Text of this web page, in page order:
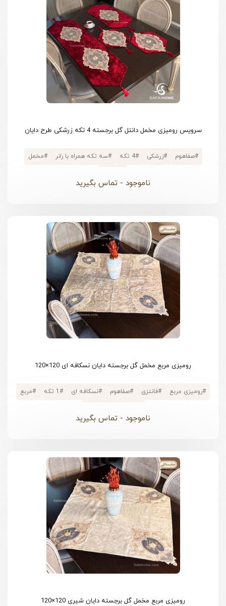
سرویس رومیزی مخمل دانتل گل برجسته 4 تکه زرشکی طرح دایان
#صفاهوم #زرشکی #4 تکه #سه تکه همراه با رانر #مخمل
ناموجود - تماس بگیرید
رومیزی مربع مخمل گل برجسته دایان نسکافه ای 120×120
#رومیزی مربع #فانتزی #صفاهوم #نسکافه ای #1 تکه #مربع
ناموجود - تماس بگیرید
رومیزی مربع مخمل گل برجسته دایان شیری 120×120